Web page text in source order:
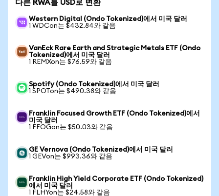
다른 RWA를 USD로 변환
Western Digital (Ondo Tokenized)에서 미국 달러
1 WDCon는 $432.84와 같음
VanEck Rare Earth and Strategic Metals ETF (Ondo
Tokenized)에서 미국 달러
1 REMXon는 $76.59와 같음
Spotify (Ondo Tokenized)에서 미국 달러
1 SPOTon는 $490.38와 같음
Franklin Focused Growth ETF (Ondo Tokenized)에서
미국 달러
1 FFOGon는 $50.03와 같음
GE Vernova (Ondo Tokenized)에서 미국 달러
1 GEVon는 $993.36와 같음
Franklin High Yield Corporate ETF (Ondo Tokenized)
에서 미국 달러
1 FLHYon는 $24.58와 같음